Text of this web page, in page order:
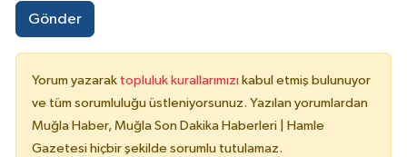
Gönder
Yorum yazarak topluluk kurallarımızı kabul etmiş bulunuyor
ve tüm sorumluluğu üstleniyorsunuz. Yazılan yorumlardan
Muğla Haber, Muğla Son Dakika Haberleri | Hamle
Gazetesi hiçbir şekilde sorumlu tutulamaz.